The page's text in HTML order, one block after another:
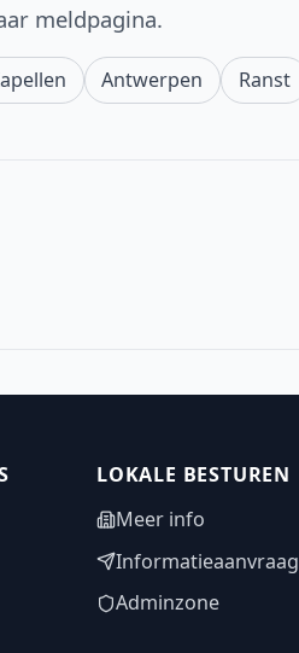
meldpagina.
Antwerpen Ranst
LOKALE BESTUREN
Meer info
Informatieaanvraag
Adminzone